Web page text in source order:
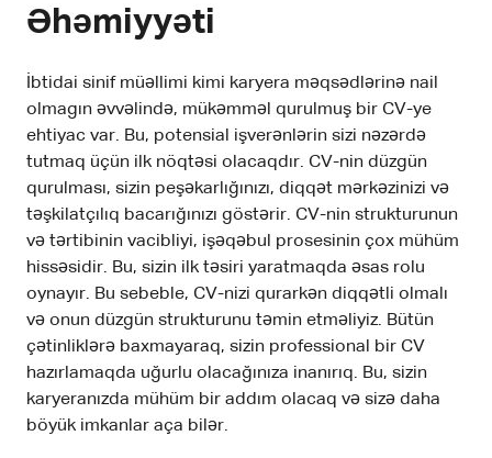
Əhəmiyyəti
İbtidai sinif müəllimi kimi karyera məqsədlərinə nail
olmagın əvvəlində, mükəmməl qurulmuş bir CV-ye
ehtiyac var. Bu, potensial işverənlərin sizi nəzərdə
tutmaq üçün ilk nöqtəsi olacaqdır. CV-nin düzgün
qurulması, sizin peşəkarlığınızı, diqqət mərkəzinizi və
təşkilatçılıq bacarığınızı göstərir. CV-nin strukturunun
və tərtibinin vacibliyi, işəqəbul prosesinin çox mühüm
hissəsidir. Bu, sizin ilk təsiri yaratmaqda əsas rolu
oynayır. Bu sebeble, CV-nizi qurarkən diqqətli olmalı
və onun düzgün strukturunu təmin etməliyiz. Bütün
çətinliklərə baxmayaraq, sizin professional bir CV
hazırlamaqda uğurlu olacağınıza inanırıq. Bu, sizin
karyeranızda mühüm bir addım olacaq və sizə daha
böyük imkanlar aça bilər.